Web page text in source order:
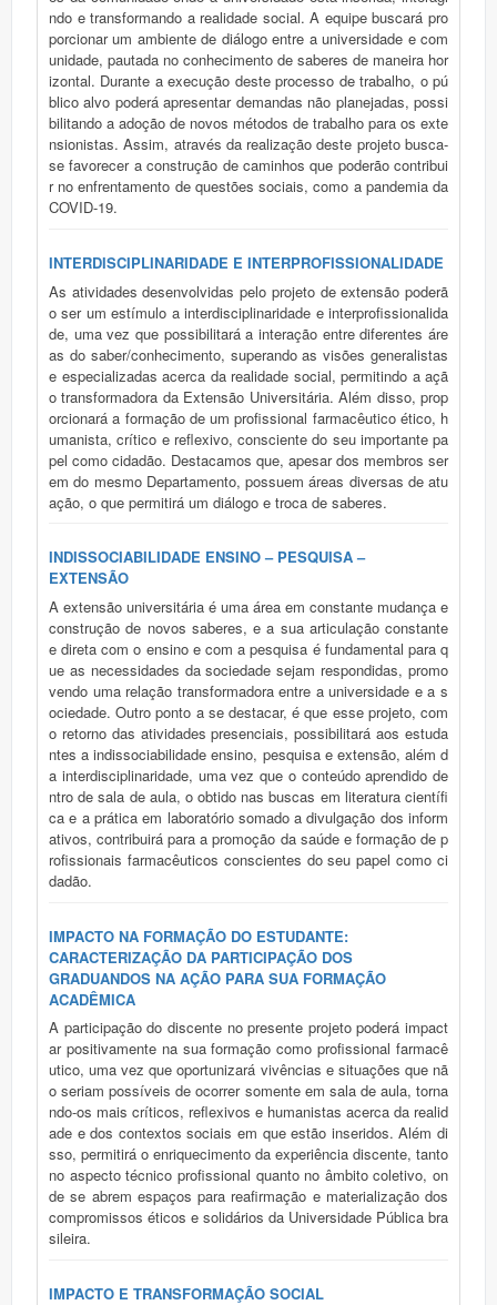
ndo e transformando a realidade social. A equipe buscará pro
porcionar um ambiente de diálogo entre a universidade e com
unidade, pautada no conhecimento de saberes de maneira hor
izontal. Durante a execução deste processo de trabalho, o pú
blico alvo poderá apresentar demandas não planejadas, possi
bilitando a adoção de novos métodos de trabalho para os exte
nsionistas. Assim, através da realização deste projeto busca-
se favorecer a construção de caminhos que poderão contribui
r no enfrentamento de questões sociais, como a pandemia da
COVID-19.
INTERDISCIPLINARIDADE E INTERPROFISSIONALIDADE
As atividades desenvolvidas pelo projeto de extensão poderã
o ser um estímulo a interdisciplinaridade e interprofissionalida
de, uma vez que possibilitará a interação entre diferentes áre
as do saber/conhecimento, superando as visões generalistas
e especializadas acerca da realidade social, permitindo a açã
o transformadora da Extensão Universitária. Além disso, prop
orcionará a formação de um profissional farmacêutico ético, h
umanista, crítico e reflexivo, consciente do seu importante pa
pel como cidadão. Destacamos que, apesar dos membros ser
em do mesmo Departamento, possuem áreas diversas de atu
ação, o que permitirá um diálogo e troca de saberes.
INDISSOCIABILIDADE ENSINO – PESQUISA –
EXTENSÃO
A extensão universitária é uma área em constante mudança e
construção de novos saberes, e a sua articulação constante
e direta com o ensino e com a pesquisa é fundamental para q
ue as necessidades da sociedade sejam respondidas, promo
vendo uma relação transformadora entre a universidade e a s
ociedade. Outro ponto a se destacar, é que esse projeto, com
o retorno das atividades presenciais, possibilitará aos estuda
ntes a indissociabilidade ensino, pesquisa e extensão, além d
a interdisciplinaridade, uma vez que o conteúdo aprendido de
ntro de sala de aula, o obtido nas buscas em literatura científi
ca e a prática em laboratório somado a divulgação dos inform
ativos, contribuirá para a promoção da saúde e formação de p
rofissionais farmacêuticos conscientes do seu papel como ci
dadão.
IMPACTO NA FORMAÇÃO DO ESTUDANTE:
CARACTERIZAÇÃO DA PARTICIPAÇÃO DOS
GRADUANDOS NA AÇÃO PARA SUA FORMAÇÃO
ACADÊMICA
A participação do discente no presente projeto poderá impact
ar positivamente na sua formação como profissional farmacê
utico, uma vez que oportunizará vivências e situações que nã
o seriam possíveis de ocorrer somente em sala de aula, torna
ndo-os mais críticos, reflexivos e humanistas acerca da realid
ade e dos contextos sociais em que estão inseridos. Além di
sso, permitirá o enriquecimento da experiência discente, tanto
no aspecto técnico profissional quanto no âmbito coletivo, on
de se abrem espaços para reafirmação e materialização dos
compromissos éticos e solidários da Universidade Pública bra
sileira.
IMPACTO E TRANSFORMAÇÃO SOCIAL